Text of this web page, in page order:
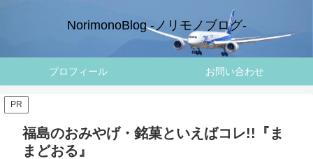
NorimonoBlog -ノリモノブログ-
プロフィール お問い合わせ
PR
福島のおみやげ・銘菓といえばコレ!!『ま
まどおる』